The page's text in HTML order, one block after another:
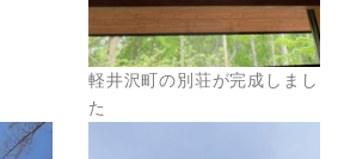
軽井沢町の別荘が完成しまし
た